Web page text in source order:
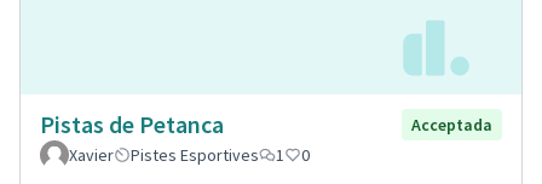
Pistas de Petanca
Acceptada
Xavier
Pistes Esportives 1 0